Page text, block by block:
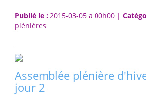
Publié le : 2015-03-05 a 00h00 |
plénières
Assemblée plénière
jour 2